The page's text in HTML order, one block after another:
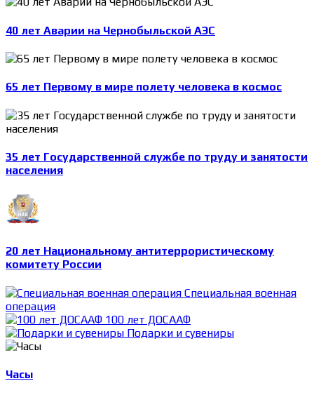
40 лет Аварии на Чернобыльской АЭС
65 лет Первому в мире полету человека в космос
35 лет Государственной службе по труду и занятости
населения
20 лет Национальному антитеррористическому
комитету России
Специальная военная
операция
100 лет ДОСААФ
Подарки и сувениры
Часы